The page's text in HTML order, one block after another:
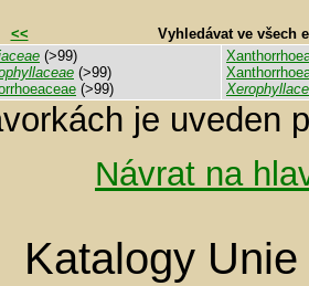
<<
Vyhledávat ve všech
(>99)
(>99)
(>99)
je uveden
Návrat na
Katalogy